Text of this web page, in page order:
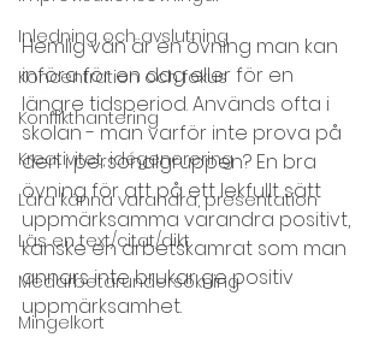
Inledning och avslutning
Koncentration och fokus
Konflikthantering
Kreativitet, idégenerering
Lära känna varandra, presentation
Läs en text/citat/dikt
Medarbetarundersökning
Mingelkort
Hemlig vän är en övning man kan
införa för en dag eller för en
längre tidsperiod. Används ofta i
skolan - man varför inte prova på
den i personalgruppen? En bra
övning för att på ett lekfullt sätt
uppmärksamma varandra positivt,
kanske en arbetskamrat som man
annars inte brukar ge positiv
uppmärksamhet.